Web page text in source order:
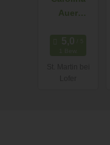
Auer